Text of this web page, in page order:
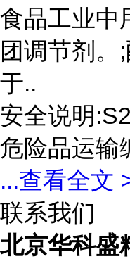
食品工业中
团调节剂。
于..
安全说明
危险品运输
...查看全文
联系我们
北京华科盛